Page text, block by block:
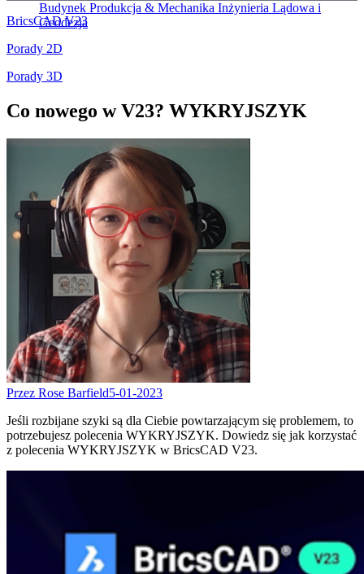
Budynek Produkcja & Mechanika Inżynieria Lądowa i
Geodezja
BricsCAD V23
Porady 2D
Porady 3D
Co nowego w V23? WYKRYJSZYK
Przez Rose Barfield5-01-2023
Jeśli rozbijane szyki są dla Ciebie powtarzającym się problemem, to
potrzebujesz polecenia WYKRYJSZYK. Dowiedz się jak korzystać
z polecenia WYKRYJSZYK w BricsCAD V23.